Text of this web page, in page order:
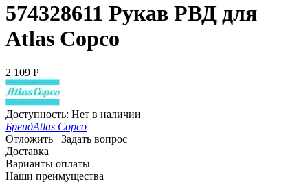
574328611 Рукав РВД для
Atlas Copco
2 109 Р
Доступность: Нет в наличии
БрендAtlas Copco
Отложить
Задать вопрос
Доставка
Варианты оплаты
Наши преимущества